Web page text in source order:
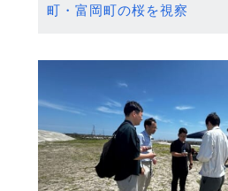
町・富岡町の桜を視察